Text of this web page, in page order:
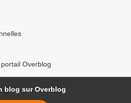
Overblog
blog sur Overblog